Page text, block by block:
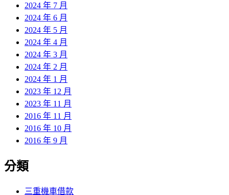
2024 年 7 月
2024 年 6 月
2024 年 5 月
2024 年 4 月
2024 年 3 月
2024 年 2 月
2024 年 1 月
2023 年 12 月
2023 年 11 月
2016 年 11 月
2016 年 10 月
2016 年 9 月
分類
三重機車借款